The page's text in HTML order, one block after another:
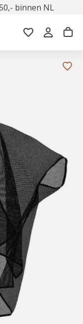
binnen 30 dagen
binnen NL